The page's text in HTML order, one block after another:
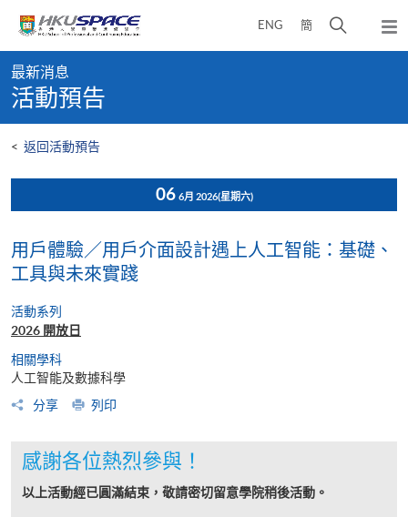
content
ENG 簡
開
彈
出
content
start
最新消息
活動預告
< 返回活動預告
06 6月 2026(星期六)
用戶體驗／用戶介面設計遇上人工智能：基礎、
工具與未來實踐
活動系列
2026 開放日
相關學科
人工智能及數據科學
分享
列印
感謝各位熱烈參與！
以上活動經已圓滿結束，敬請密切留意學院稍後活動。